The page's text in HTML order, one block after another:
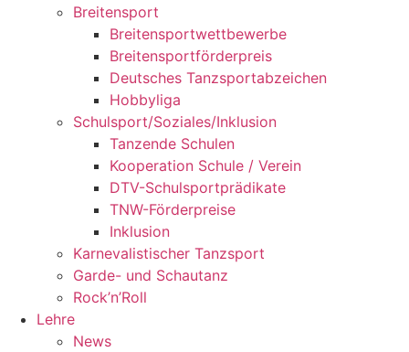
Breitensport
Breitensportwettbewerbe
Breitensportförderpreis
Deutsches Tanzsportabzeichen
Hobbyliga
Schulsport/Soziales/Inklusion
Tanzende Schulen
Kooperation Schule / Verein
DTV-Schulsportprädikate
TNW-Förderpreise
Inklusion
Karnevalistischer Tanzsport
Garde- und Schautanz
Rock’n’Roll
Lehre
News